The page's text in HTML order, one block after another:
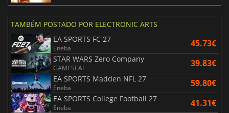
TAMBÉM POSTADO POR ELECTRONIC ARTS
EA SPORTS FC 27
Eneba 45.73€
STAR WARS Zero Company
GAMESEAL 39.83€
EA SPORTS Madden NFL 27
Eneba 59.80€
EA SPORTS College Football 27
Eneba 41.31€